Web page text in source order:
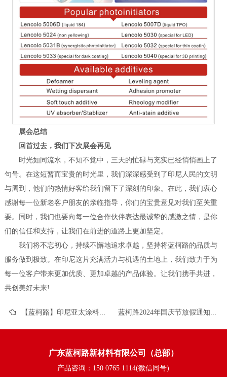
展会总结
回首过去，我们下次展会再见
时光如同流水，不知不觉中，三天的忙碌与充实已经悄悄画上了
句号。在这短暂而宝贵的时光里，我们深深感受到了印尼人民的文明
与周到，他们的热情好客给我们留下了深刻的印象。在此，我们衷心
感谢每一位新老客户朋友的亲临指导，你们的宝贵意见对我们至关重
要。同时，我们也要向每一位合作伙伴表达最诚挚的感激之情，是你
们的信任和支持，让我们在前进的道路上更加坚定。
我们将不忘初心，持续不懈地追求卓越，坚持将蓝柯路的品质与
服务做到极致。在印尼这片充满活力与机遇的土地上，我们致力于为
每一位客户带来更加优质、更加卓越的产品体验。让我们携手共进，
共创美好未来!
广东蓝柯路新材料有限公司（总部）
产品咨询：150 0765 1114(微信同号)